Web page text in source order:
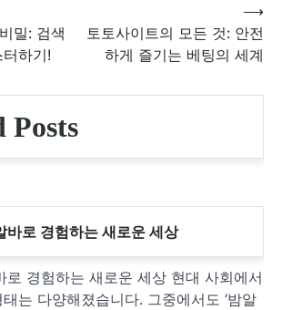
밀: 검색
하기!
토토사이트의 모든 것: 안전
하게 즐기는 베팅의 세계
⟶
Posts
바로 경험하는 새로운 세상
로 경험하는 새로운 세상 현대 사회에서
는 다양해졌습니다. 그중에서도 ‘밤알